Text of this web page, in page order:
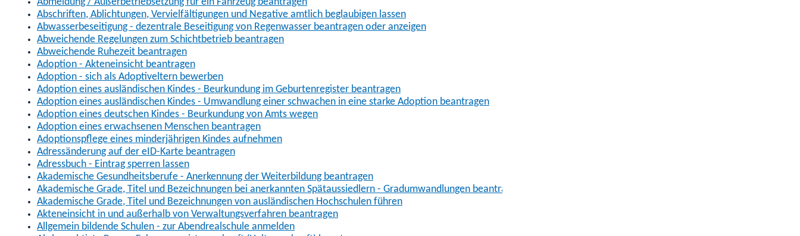
Abmeldung / Außerbetriebsetzung für ein Fahrzeug beantragen
Abschriften, Ablichtungen, Vervielfältigungen und Negative amtlich beglaubigen lassen
Abwasserbeseitigung - dezentrale Beseitigung von Regenwasser beantragen oder anzeigen
Abweichende Regelungen zum Schichtbetrieb beantragen
Abweichende Ruhezeit beantragen
Adoption - Akteneinsicht beantragen
Adoption - sich als Adoptiveltern bewerben
Adoption eines ausländischen Kindes - Beurkundung im Geburtenregister beantragen
Adoption eines ausländischen Kindes - Umwandlung einer schwachen in eine starke Adoption beantragen
Adoption eines deutschen Kindes - Beurkundung von Amts wegen
Adoption eines erwachsenen Menschen beantragen
Adoptionspflege eines minderjährigen Kindes aufnehmen
Adressänderung auf der eID-Karte beantragen
Adressbuch - Eintrag sperren lassen
Akademische Gesundheitsberufe - Anerkennung der Weiterbildung beantragen
Akademische Grade, Titel und Bezeichnungen bei anerkannten Spätaussiedlern - Gradumwandlungen beantragen
Akademische Grade, Titel und Bezeichnungen von ausländischen Hochschulen führen
Akteneinsicht in und außerhalb von Verwaltungsverfahren beantragen
Allgemein bildende Schulen - zur Abendrealschule anmelden